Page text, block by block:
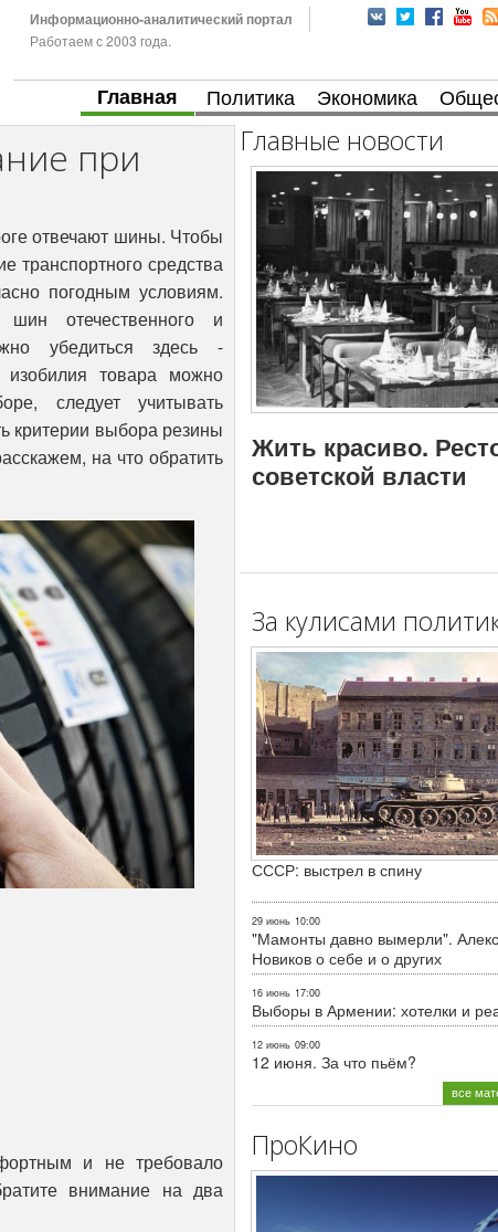
Информационно-аналитический портал
Работаем с 2003 года.
Главная Политика Экономика
при
отвечают шины. Чтобы
транспортного средства
погодным условиям.
отечественного и
убедиться здесь -
товара можно
следует учитывать
критерии выбора резины
на что обратить
и не требовало
внимание на два
Главные новости
Жить красиво.
советской власти
За кулисами
СССР: выстрел в спину
29 июнь 10:00
"Мамонты давно вымерли".
Новиков о себе и о других
16 июнь 17:00
Выборы в Армении: хотелки и
12 июнь 09:00
12 июня. За что пьём?
все
ПроКино